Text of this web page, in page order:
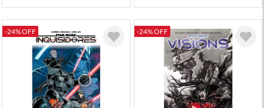
-24% OFF -24% OFF